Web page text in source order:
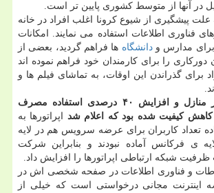
علت پیشگیری از شیوع كرونا اغلب افراد در خانه
فناوری اطلاعات استفاده می نمایند. امكانات
برای مدارس ودانشگاه ها فراهم گردید، بعضی از
را برای كارمندان خود فراهم نموده اند
برای گذراندن این اوقات، به تماشای فیلم ها و
افراد در منازل و افزایش ۴۰ درصدی استفاده مصرف
كاهش كیفیت شده بود كه اعلام شد اپراتورها به
تعداد كاربران برای عرضه سرویس هم در لایه
ی فركانس آماده نبودند و بنابراین شركت
شبكه ارتباطی اپراتورها را افزایش داد.
و فناوری اطلاعات در صفحه شخصی اش در
اینترنت مجانی درخواستی است كه خیلی از